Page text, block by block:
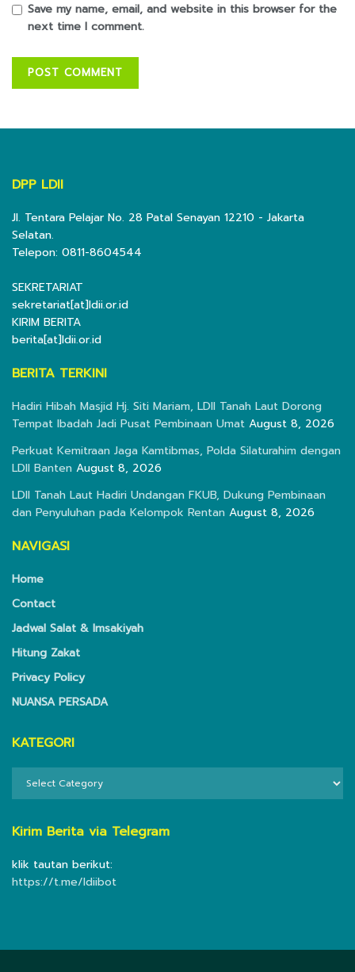
Save my name, email, and website in this browser for the
next time I comment.
DPP LDII
Jl. Tentara Pelajar No. 28 Patal Senayan 12210 - Jakarta
Selatan.
Telepon: 0811-8604544
SEKRETARIAT
sekretariat[at]ldii.or.id
KIRIM BERITA
berita[at]ldii.or.id
BERITA TERKINI
Hadiri Hibah Masjid Hj. Siti Mariam, LDII Tanah Laut Dorong
Tempat Ibadah Jadi Pusat Pembinaan Umat August 8, 2026
Perkuat Kemitraan Jaga Kamtibmas, Polda Silaturahim dengan
LDII Banten August 8, 2026
LDII Tanah Laut Hadiri Undangan FKUB, Dukung Pembinaan
dan Penyuluhan pada Kelompok Rentan August 8, 2026
NAVIGASI
Home
Contact
Jadwal Salat & Imsakiyah
Hitung Zakat
Privacy Policy
NUANSA PERSADA
KATEGORI
KATEGORI
Kirim Berita via Telegram
klik tautan berikut:
https://t.me/ldiibot